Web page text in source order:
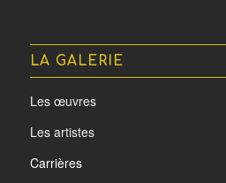
LA GALERIE
Les œuvres
Les artistes
Carrières